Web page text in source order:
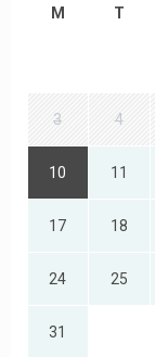
M T
3 4
10 11
17 18
24 25
31